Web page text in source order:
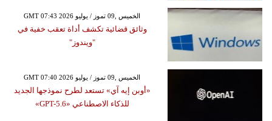
GMT 07:43 2026 الخميس ,09 تموز / يوليو
وثائق قضائية تكشف أداة تعقب خفية في
"ويندوز"
GMT 07:40 2026 الخميس ,09 تموز / يوليو
«أوبن إيه آي» تستعد لطرح نموذجها الجديد
للذكاء الاصطناعي «GPT-5.6»